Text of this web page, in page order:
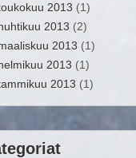
2013 (1)
2013 (2)
2013 (1)
2013 (1)
2013 (1)